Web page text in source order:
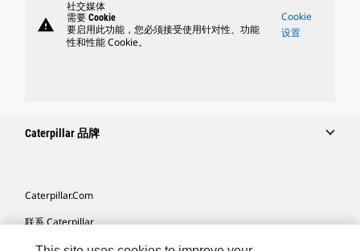
warning
社交媒体
需要 Cookie
要启用此功能，您必须接受使用针对性、功能
性和性能 Cookie。
Cookie
设置
Caterpillar 品牌
Caterpillar.com
联系 Caterpillar
我的营销首选项